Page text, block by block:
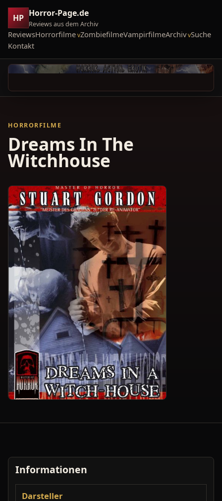
HP Horror-Page.de
Reviews aus dem Archiv
ReviewsHorrorfilme ZombiefilmeVampirfilmeArchiv Suche
Kontakt
HORRORFILME
Dreams In The
Witchhouse
Informationen
Darsteller